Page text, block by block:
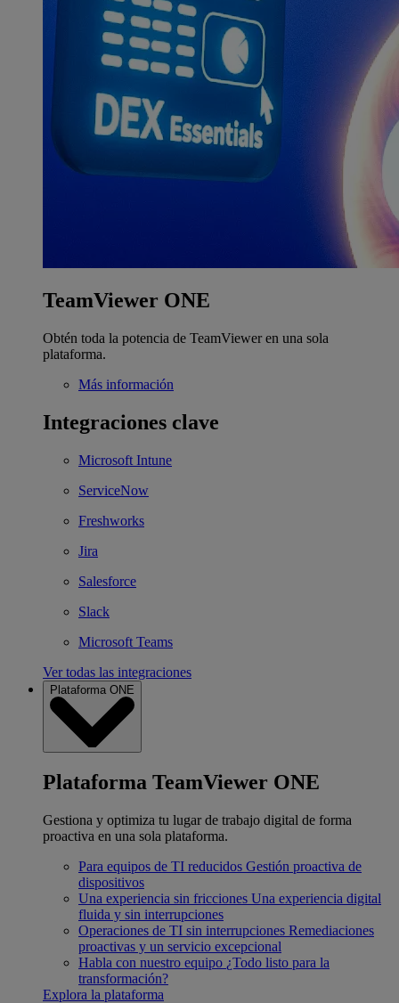
TeamViewer ONE
Obtén toda la potencia de TeamViewer en una sola
plataforma.
Más información
Integraciones clave
Microsoft Intune
ServiceNow
Freshworks
Jira
Salesforce
Slack
Microsoft Teams
Ver todas las integraciones
Plataforma ONE
Plataforma TeamViewer ONE
Gestiona y optimiza tu lugar de trabajo digital de forma
proactiva en una sola plataforma.
Para equipos de TI reducidos Gestión proactiva de
dispositivos
Una experiencia sin fricciones Una experiencia digital
fluida y sin interrupciones
Operaciones de TI sin interrupciones Remediaciones
proactivas y un servicio excepcional
Habla con nuestro equipo ¿Todo listo para la
transformación?
Explora la plataforma